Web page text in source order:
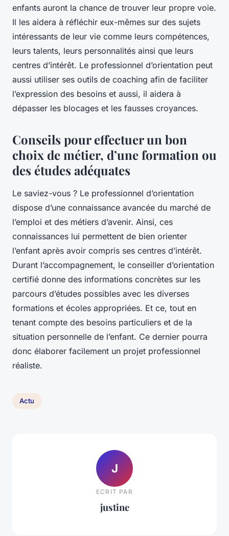
enfants auront la chance de trouver leur propre voie.
Il les aidera à réfléchir eux-mêmes sur des sujets
intéressants de leur vie comme leurs compétences,
leurs talents, leurs personnalités ainsi que leurs
centres d’intérêt. Le professionnel d’orientation peut
aussi utiliser ses outils de coaching afin de faciliter
l’expression des besoins et aussi, il aidera à
dépasser les blocages et les fausses croyances.
Conseils pour effectuer un bon
choix de métier, d’une formation ou
des études adéquates
Le saviez-vous ? Le professionnel d’orientation
dispose d’une connaissance avancée du marché de
l’emploi et des métiers d’avenir. Ainsi, ces
connaissances lui permettent de bien orienter
l’enfant après avoir compris ses centres d’intérêt.
Durant l’accompagnement, le conseiller d’orientation
certifié donne des informations concrètes sur les
parcours d’études possibles avec les diverses
formations et écoles appropriées. Et ce, tout en
tenant compte des besoins particuliers et de la
situation personnelle de l’enfant. Ce dernier pourra
donc élaborer facilement un projet professionnel
réaliste.
Actu
J
ECRIT PAR
justine